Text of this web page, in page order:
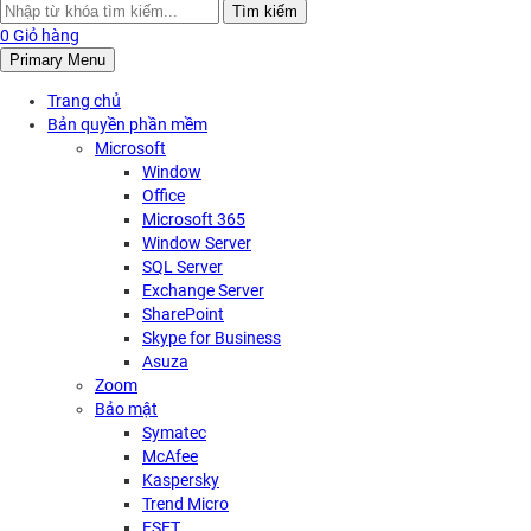
Search
for:
Tìm kiếm
0 Giỏ hàng
Primary Menu
Trang chủ
Bản quyền phần mềm
Microsoft
Window
Office
Microsoft 365
Window Server
SQL Server
Exchange Server
SharePoint
Skype for Business
Asuza
Zoom
Bảo mật
Symatec
McAfee
Kaspersky
Trend Micro